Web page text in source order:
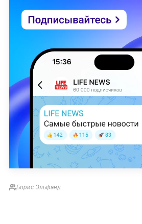
Борис Эльфанд